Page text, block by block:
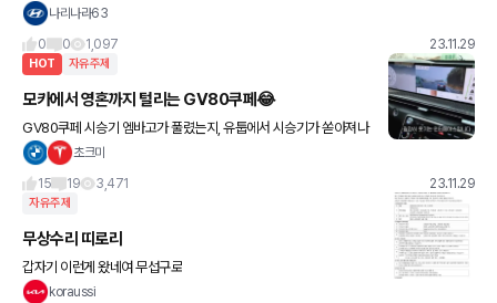
있을 뿐이다.. “” 좋은아침요 ~~
나리나라63
0
0 1,097 23.11.29
HOT 자유주제
모카에서 영혼까지 털리는 GV80쿠페😂
GV80쿠페 시승기 엠바고가 풀렸는지, 유툽에서 시승기가 쏟아져나
오는데, 다들 뭔가 겁나 까고싶은데, 적당히 좋게좋게 이야기해주는
초크미
15
19 3,471 23.11.29
자유주제
무상수리 띠로리
갑자기 이런게 왔네여 무섭구로
koraussi